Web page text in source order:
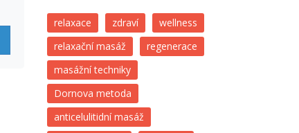
relaxace zdraví
wellness
relaxační masáž
regenerace
masážní techniky
Dornova metoda
anticelulitidní masáž